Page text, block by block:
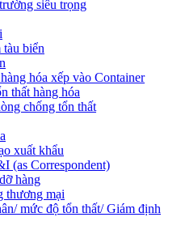
siêu trọng
biển
hóa xếp vào Container
thất hàng hóa
chống tổn thất
xuất khẩu
(as Correspondent)
hàng
thương mại
mức độ tổn thất/ Giám định